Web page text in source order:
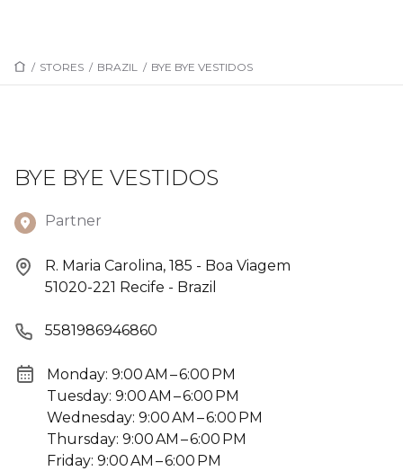
/ STORES / BRAZIL / BYE BYE VESTIDOS
BYE BYE VESTIDOS
Partner
R. Maria Carolina, 185 - Boa Viagem
51020-221 Recife - Brazil
5581986946860
Monday: 9:00 AM – 6:00 PM
Tuesday: 9:00 AM – 6:00 PM
Wednesday: 9:00 AM – 6:00 PM
Thursday: 9:00 AM – 6:00 PM
Friday: 9:00 AM – 6:00 PM